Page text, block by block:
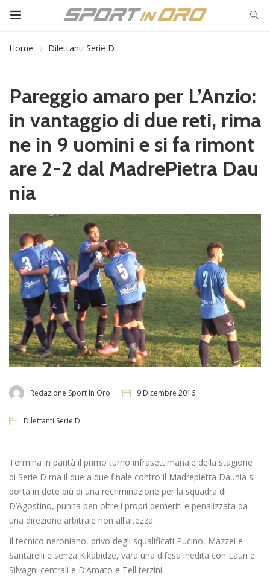
Home Dilettanti Serie D
Pareggio amaro per L’Anzio:
in vantaggio di due reti, rima
ne in 9 uomini e si fa rimont
are 2-2 dal MadrePietra Dau
nia
Redazione Sport In Oro 9 Dicembre 2016
Dilettanti Serie D
Termina in parità il primo turno infrasettimanale della stagione
di Serie D ma il due a due finale contro il Madrepietra Daunia si
porta in dote più di una recriminazione per la squadra di
D’Agostino, punita ben oltre i propri demeriti e penalizzata da
una direzione arbitrale non all’altezza.
Il tecnico neroniano, privo degli squalificati Pucino, Mazzei e
Santarelli e senza Kikabidze, vara una difesa inedita con Lauri e
Silvagni centrali e D’Amato e Tell terzini.